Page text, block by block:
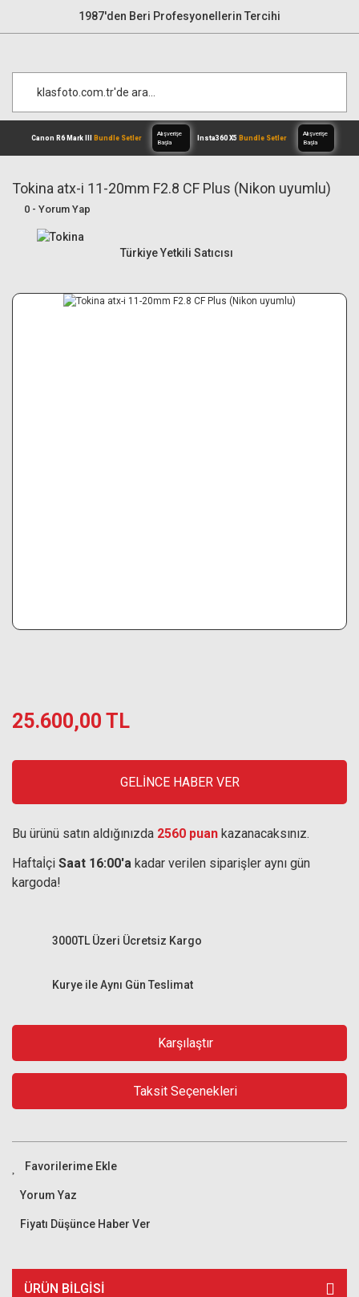
1987'den Beri Profesyonellerin Tercihi
Canon R6 Mark III
Tokina atx-i 11-20mm F2.8 CF Plus (Nikon uyumlu)
0 - Yorum Yap
Türkiye Yetkili Satıcısı
25.600,00 TL
GELİNCE HABER VER
Bu ürünü satın aldığınızda 2560 puan kazanacaksınız.
Haftaİçi Saat 16:00'a kadar verilen siparişler aynı gün
kargoda!
Kurye ile Aynı Gün Teslimat
3000TL Üzeri Ücretsiz Kargo
Karşılaştır
Taksit Seçenekleri
Yorum Yaz
Fiyatı Düşünce Haber Ver
ÜRÜN BILGISI